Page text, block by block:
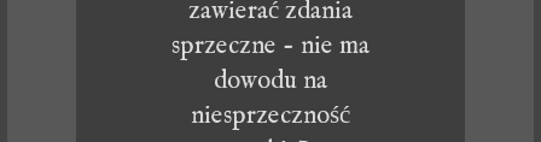
zawierać zdania
sprzeczne - nie ma
dowodu na
niesprzeczność